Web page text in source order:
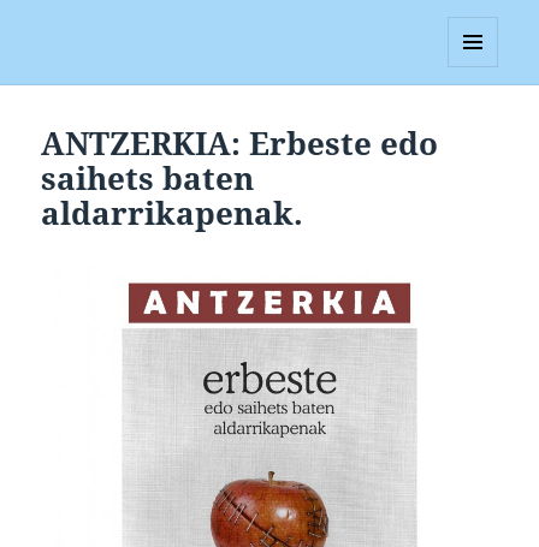
ANTZERKIA: Erbeste edo
saihets baten
aldarrikapenak.